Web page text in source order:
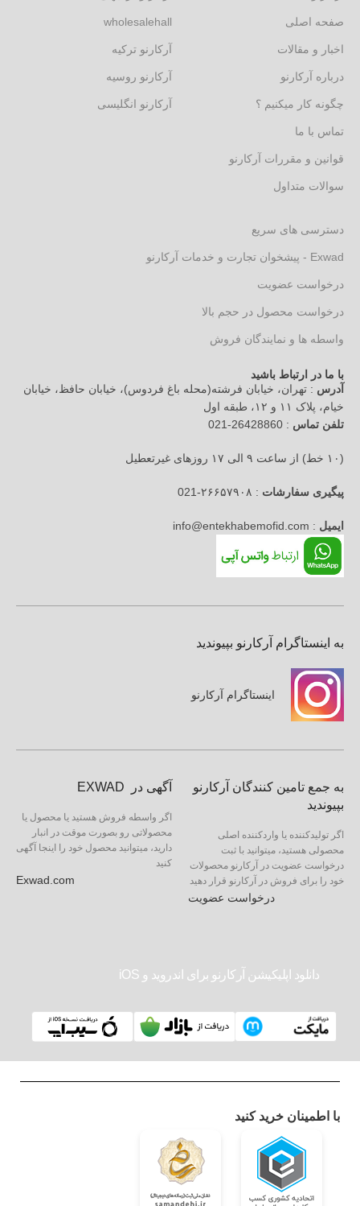
صفحه اصلی
اخبار و مقالات
درباره آرکارنو
چگونه کار میکنیم ؟
تماس با ما
قوانین و مقررات آرکارنو
سوالات متداول
wholesalehall
آرکارنو ترکیه
آرکارنو روسیه
آرکارنو انگلیسی
دسترسی های سریع
Exwad - پیشخوان تجارت و خدمات آرکارنو
درخواست عضویت
درخواست محصول در حجم بالا
واسطه ها و نمایندگان فروش
با ما در ارتباط باشید
آدرس : تهران، خیابان فرشته(محله باغ فردوس)، خیابان حافظ، خیابان
خیام، پلاک ۱۱ و ۱۲، طبقه اول
تلفن تماس : 26428860-021
(۱۰ خط) از ساعت ۹ الی ۱۷ روزهای غیرتعطیل
پیگیری سفارشات : ۲۶۶۵۷۹۰۸-021
ایمیل : info@entekhabemofid.com
به اینستاگرام آرکارنو بپیوندید
اینستاگرام آرکارنو
به جمع تامین کنندگان آرکارنو
بپیوندید
اگر تولیدکننده یا واردکننده اصلی
محصولی هستید، میتوانید با ثبت
درخواست عضویت در آرکارنو محصولات
خود را برای فروش در آرکارنو قرار دهید
درخواست عضویت
آگهی در EXWAD
اگر واسطه فروش هستید یا محصول یا
محصولاتی رو بصورت موقت در انبار
دارید، میتوانید محصول خود را اینجا آگهی
کنید
Exwad.com
دانلود اپلیکیشن آرکارنو برای اندروید و iOS
با اطمینان خرید کنید